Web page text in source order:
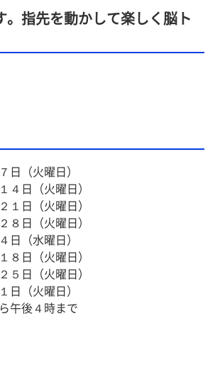
。指先を動かして楽しく脳ト
日（火曜日）
４日（火曜日）
１日（火曜日）
８日（火曜日）
日（水曜日）
８日（火曜日）
５日（火曜日）
日（火曜日）
午後４時まで